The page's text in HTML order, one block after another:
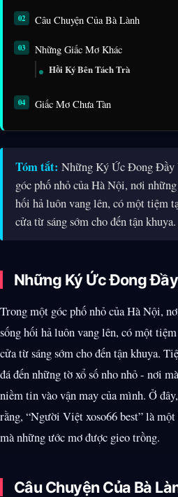
Câu Chuyện Của Bà Lành
Những Giấc Mơ Khác
Hồi Ký Bên Tách Trà
Giấc Mơ Chưa Tàn
Tóm tắt: Những Ký Ức Đong Đầy
góc phố nhỏ của Hà Nội, nơi
hối hả luôn vang lên, có một tiệm
cửa từ sáng sớm cho đến tận khuya.
Những Ký Ức Đong
Trong một góc phố nhỏ của Hà Nội,
sống hối hả luôn vang lên, có một
cửa từ sáng sớm cho đến tận khuya.
đá đến những tờ xổ số nho nhỏ - nơi
niềm tin vào vận may của mình. Ở
rằng, “Người Việt xoso66 best” là
mà những ước mơ được gieo trồng.
Câu Chuyện Của Bà